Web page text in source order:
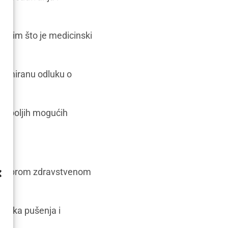
što je medicinski
odluku o
mogućih
zdravstvenom
pušenja i